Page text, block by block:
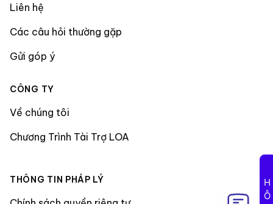
Liên hệ
Các câu hỏi thường gặp
Gửi góp ý
CÔNG TY
Về chúng tôi
Chương Trình Tài Trợ LOA
THÔNG TIN PHÁP LÝ